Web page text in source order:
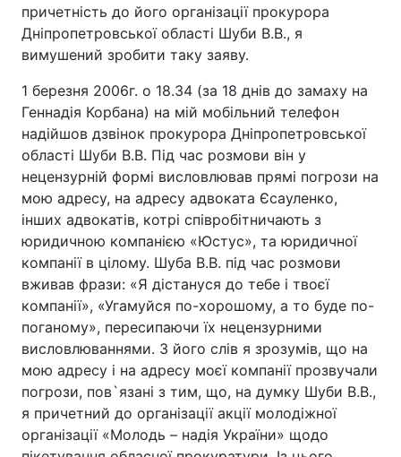
Головна Війна
Україна Політика
Економіка Світ
Спорт Наука
Техно і зв'язок Лайт
Зброя Інциденти
Туризм
Цікавинки Погода
Екологія Регіони
причетність до його організації прокурора
Дніпропетровської області Шуби В.В., я
вимушений зробити таку заяву.
1 березня 2006г. о 18.34 (за 18 днів до замаху на
Геннадія Корбана) на мій мобільний телефон
надійшов дзвінок прокурора Дніпропетровської
області Шуби В.В. Під час розмови він у
нецензурній формі висловлював прямі погрози на
мою адресу, на адресу адвоката Єсауленко,
інших адвокатів, котрі співробітничають з
юридичною компанією «Юстус», та юридичної
компанії в цілому. Шуба В.В. під час розмови
вживав фрази: «Я дістануся до тебе і твоєї
компанії», «Угамуйся по-хорошому, а то буде по-
поганому», пересипаючи їх нецензурними
висловлюваннями. З його слів я зрозумів, що на
мою адресу і на адресу моєї компанії прозвучали
погрози, пов`язані з тим, що, на думку Шуби В.В.,
я причетний до організації акції молодіжної
організації «Молодь – надія України» щодо